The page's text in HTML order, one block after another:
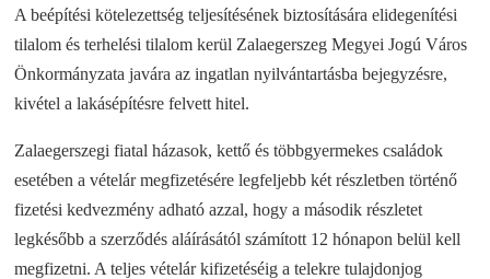
A beépítési kötelezettség teljesítésének biztosítására elidegenítési
tilalom és terhelési tilalom kerül Zalaegerszeg Megyei Jogú Város
Önkormányzata javára az ingatlan nyilvántartásba bejegyzésre,
kivétel a lakásépítésre felvett hitel.
Zalaegerszegi fiatal házasok, kettő és többgyermekes családok
esetében a vételár megfizetésére legfeljebb két részletben történő
fizetési kedvezmény adható azzal, hogy a második részletet
legkésőbb a szerződés aláírásától számított 12 hónapon belül kell
megfizetni. A teljes vételár kifizetéséig a telekre tulajdonjog